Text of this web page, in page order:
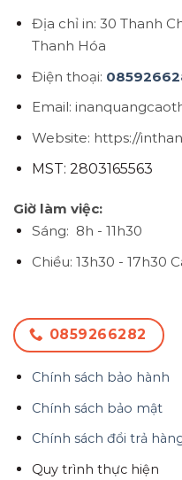
Địa chỉ in: 30 Thanh
Thanh Hóa
Điện thoại:
Email:
Website: https://
MST: 2803165563
Giờ làm việc:
Sáng: 8h - 11h30
Chiều: 13h30 - 17h30
0859266282
Chính sách bảo hành
Chính sách bảo mật
Chính sách đổi trả
Quy trình thực hiện